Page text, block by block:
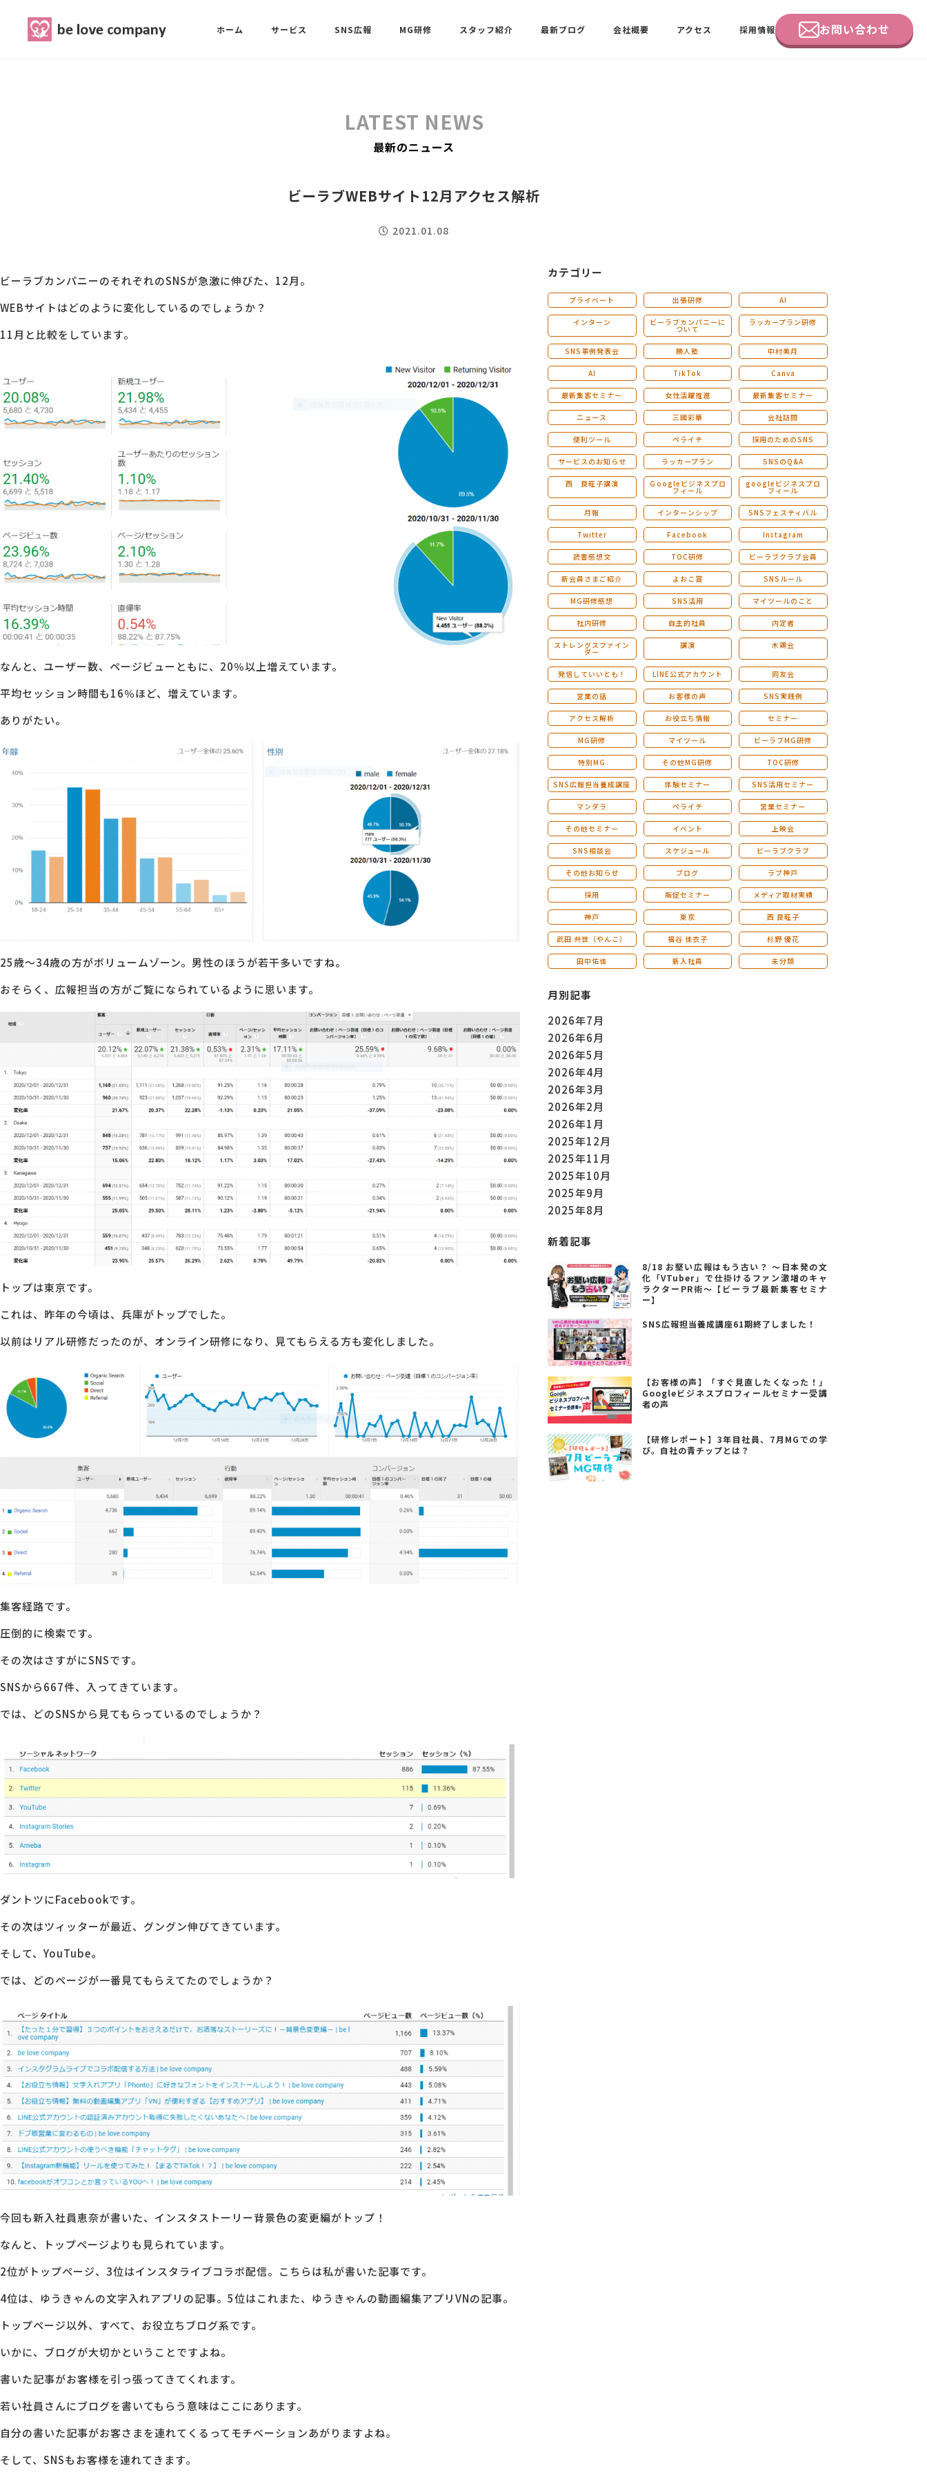
ホーム サービス
MG研修 ストレングスファインダー研修
SNS広報 MG研修 スタッフ紹介 最新ブログ 会社概要 アクセス 採用情報 お問い合わせ
アクセス
お問い合わせ
LATEST NEWS
最新のニュース
ビーラブWEBサイト12月アクセス解析
2021.01.08
ビーラブカンパニーのそれぞれのSNSが急激に伸びた、12月。
WEBサイトはどのように変化しているのでしょうか？
11月と比較をしています。
なんと、ユーザー数、ページビューともに、20％以上増えています。
平均セッション時間も16％ほど、増えています。
ありがたい。
25歳～34歳の方がボリュームゾーン。男性のほうが若干多いですね。
おそらく、広報担当の方がご覧になられているように思います。
トップは東京です。
これは、昨年の今頃は、兵庫がトップでした。
以前はリアル研修だったのが、オンライン研修になり、見てもらえる方も変化しました。
集客経路です。
圧倒的に検索です。
その次はさすがにSNSです。
SNSから667件、入ってきています。
では、どのSNSから見てもらっているのでしょうか？
ダントツにFacebookです。
その次はツィッターが最近、グングン伸びてきています。
そして、YouTube。
では、どのページが一番見てもらえてたのでしょうか？
今回も新入社員恵奈が書いた、インスタストーリー背景色の変更編がトップ！
なんと、トップページよりも見られています。
2位がトップページ、3位はインスタライブコラボ配信。こちらは私が書いた記事です。
4位は、ゆうきゃんの文字入れアプリの記事。5位はこれまた、ゆうきゃんの動画編集アプリVNの記事。
トップページ以外、すべて、お役立ちブログ系です。
いかに、ブログが大切かということですよね。
書いた記事がお客様を引っ張ってきてくれます。
若い社員さんにブログを書いてもらう意味はここにあります。
自分の書いた記事がお客さまを連れてくるってモチベーションあがりますよね。
そして、SNSもお客様を連れてきます。
カテゴリー
プライベート 出張研修 AI
インターン ビーラブカンパニーに
ついて
ラッカープラン研修
SNS事例発表会 勝人塾 中村美月
AI TikTok Canva
最新集客セミナー 女性活躍推進 最新集客セミナー
ニュース 三國彩華 会社訪問
便利ツール ペライチ 採用のためのSNS
サービスのお知らせ ラッカープラン SNSのQ&A
西 良旺子講演 Ｇoogleビジネスプロ
フィール
googleビジネスプロ
フィール
月報 インターンシップ SNSフェスティバル
Twitter Facebook Instagram
読書感想文 TOC研修 ビーラブクラブ会員
新会員さまご紹介 よおこ賞 SNSルール
MG研修感想 SNS活用 マイツールのこと
社内研修 自主的社員 内定者
ストレングスファイン
ダー
講演 木鶏会
発信していいとも！ LINE公式アカウント 同友会
営業の話 お客様の声 SNS実践例
アクセス解析 お役立ち情報 セミナー
MG研修 マイツール ビーラブMG研修
特別MG その他MG研修 TOC研修
SNS広報担当養成講座 体験セミナー SNS活用セミナー
マンダラ ペライチ 営業セミナー
その他セミナー イベント 上映会
SNS相談会 スケジュール ビーラブクラブ
その他お知らせ ブログ ラブ神戸
採用 販促セミナー メディア取材実績
神戸 東京 西 良旺子
武田 共世（やんこ） 福谷 佳衣子 杉野 優花
田中佑佳 新入社員 未分類
月別記事
2026年7月
2026年6月
2026年5月
2026年4月
2026年3月
2026年2月
2026年1月
2025年12月
2025年11月
2025年10月
2025年9月
2025年8月
新着記事
8/18 お堅い広報はもう古い？ ～日本発の文
化「VTuber」で仕掛けるファン激増のキャ
ラクターPR術～【ビーラブ最新集客セミナ
ー】
SNS広報担当養成講座61期終了しました！
【お客様の声】「すぐ見直したくなった！」
Googleビジネスプロフィールセミナー受講
者の声
【研修レポート】3年目社員、7月MGでの学
び。自社の青チップとは？